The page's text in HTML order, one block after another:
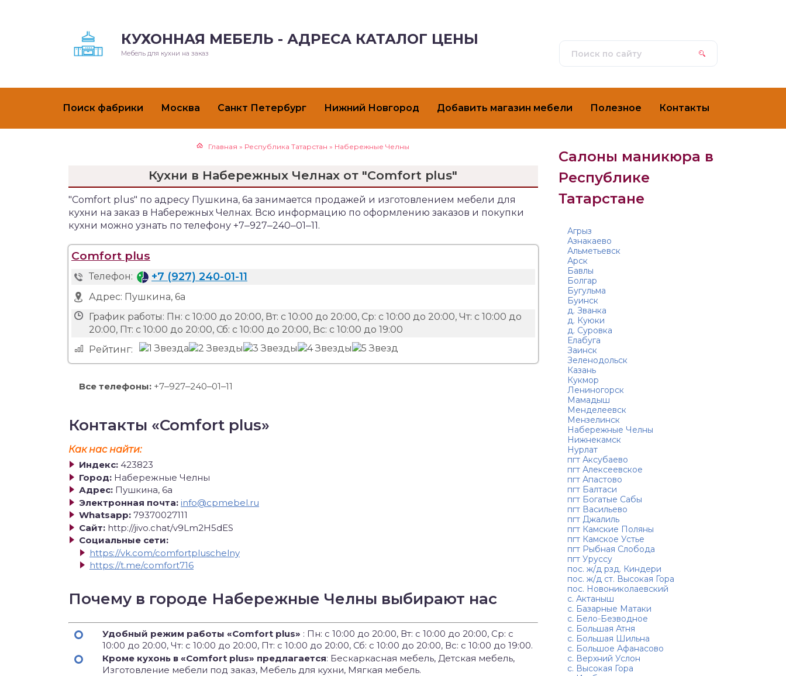
КУХОННАЯ МЕБЕЛЬ - АДРЕСА КАТАЛОГ ЦЕНЫ
Мебель для кухни на заказ
Поиск фабрики Москва Санкт Петербург Нижний Новгород Добавить магазин мебели Полезное Контакты
Главная » Республика Татарстан » Набережные Челны
Кухни в Набережных Челнах от "Comfort plus"
"Comfort plus" по адресу Пушкина, 6а занимается продажей и изготовлением мебели для
кухни на заказ в Набережных Челнах. Всю информацию по оформлению заказов и покупки
кухни можно узнать по телефону +7‒927‒240‒01‒11.
Comfort plus
Телефон: +7 (927) 240-01-11
Адрес: Пушкина, 6а
График работы: Пн: с 10:00 до 20:00, Вт: с 10:00 до 20:00, Ср: с 10:00 до 20:00, Чт: с 10:00 до
20:00, Пт: с 10:00 до 20:00, Сб: с 10:00 до 20:00, Вс: с 10:00 до 19:00
Рейтинг:
Все телефоны: +7‒927‒240‒01‒11
Контакты «Comfort plus»
Как нас найти:
Индекс: 423823
Город: Набережные Челны
Адрес: Пушкина, 6а
Электронная почта: info@cpmebel.ru
Whatsapp: 79370027111
Сайт: http://jivo.chat/v9Lm2H5dES
Социальные сети:
https://vk.com/comfortpluschelny
https://t.me/comfort716
Почему в городе Набережные Челны выбирают нас
Удобный режим работы «Comfort plus» : Пн: с 10:00 до 20:00, Вт: с 10:00 до 20:00, Ср: с
10:00 до 20:00, Чт: с 10:00 до 20:00, Пт: с 10:00 до 20:00, Сб: с 10:00 до 20:00, Вс: с 10:00 до 19:00.
Кроме кухонь в «Comfort plus» предлагается: Бескаркасная мебель, Детская мебель,
Изготовление мебели под заказ, Мебель для кухни, Мягкая мебель.
Салоны маникюра в
Республике
Татарстане
Агрыз
Азнакаево
Альметьевск
Арск
Бавлы
Болгар
Бугульма
Буинск
д. Званка
д. Куюки
д. Суровка
Елабуга
Заинск
Зеленодольск
Казань
Кукмор
Лениногорск
Мамадыш
Менделеевск
Мензелинск
Набережные Челны
Нижнекамск
Нурлат
пгт Аксубаево
пгт Алексеевское
пгт Апастово
пгт Балтаси
пгт Богатые Сабы
пгт Васильево
пгт Джалиль
пгт Камские Поляны
пгт Камское Устье
пгт Рыбная Слобода
пгт Уруссу
пос. ж/д рзд. Киндери
пос. ж/д ст. Высокая Гора
пос. Новониколаевский
с. Актаныш
с. Базарные Матаки
с. Бело-Безводное
с. Большая Атня
с. Большая Шильна
с. Большое Афанасово
с. Верхний Услон
с. Высокая Гора